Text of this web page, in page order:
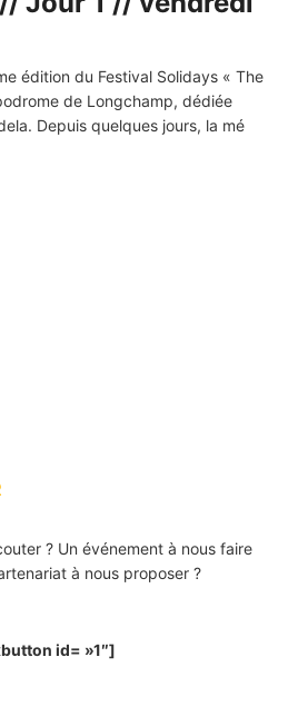
édition du Festival Solidays « The
de Longchamp, dédiée
Depuis quelques jours, la mé
? Un événement à nous faire
à nous proposer ?
id= »1″]